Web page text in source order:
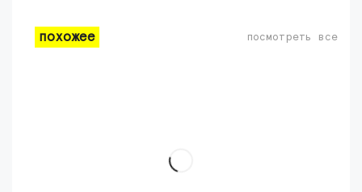
похожее посмотреть все